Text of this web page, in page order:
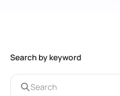
Search by keyword